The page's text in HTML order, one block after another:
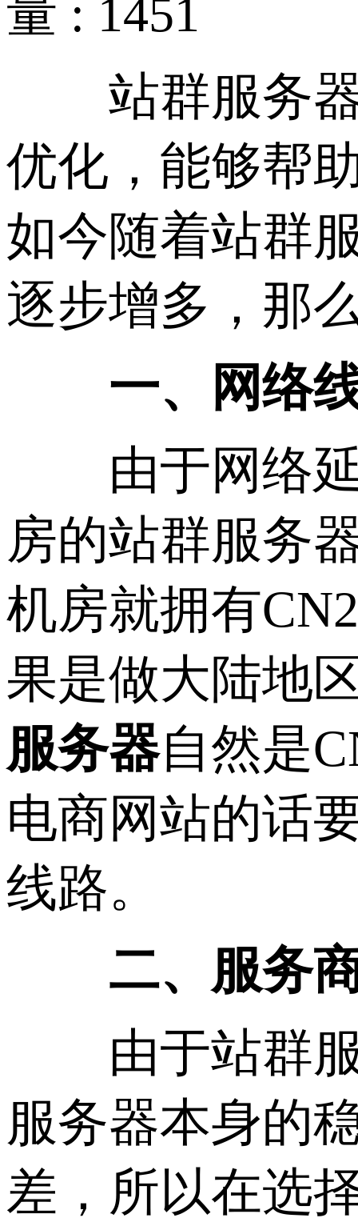
量 : 1451
站群服务器
优化，能够帮
如今随着站群
逐步增多，那
一、网络
由于网络延
房的站群服务
机房就拥有
果是做大陆地
服务器自然是
电商网站的话
线路。
二、服务
由于站群服
服务器本身的
差，所以在选